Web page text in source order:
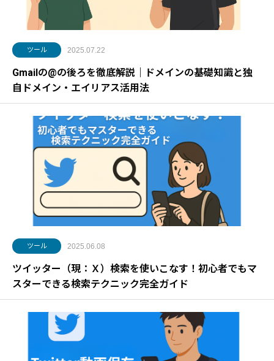
ツール 2025.07.22
Gmailの@の後ろを徹底解説｜ドメインの基礎知識と独
自ドメイン・エイリアス活用法
ツール 2025.06.08
ツイッター（現：Ｘ）検索を使いこなす！初心者でもマ
スターできる検索テクニック完全ガイド